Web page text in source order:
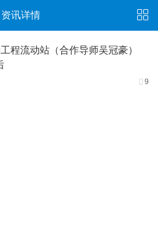
资讯详情
程流动站（合作导师吴冠豪）
9